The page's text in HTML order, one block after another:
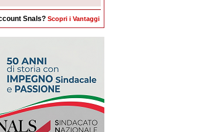
Snals? Scopri i Vantaggi